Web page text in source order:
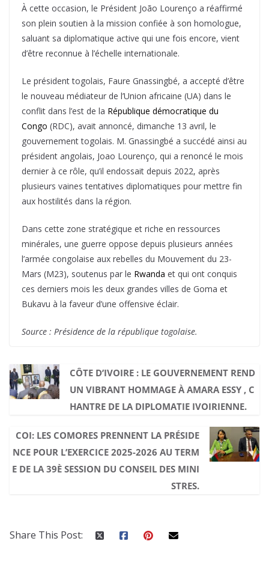
À cette occasion, le Président João Lourenço a réaffirmé
son plein soutien à la mission confiée à son homologue,
saluant sa diplomatique active qui une fois encore, vient
d’être reconnue à l’échelle internationale.
Le président togolais, Faure Gnassingbé, a accepté d’être
le nouveau médiateur de l’Union africaine (UA) dans le
conflit dans l’est de la République démocratique du
Congo (RDC), avait annoncé, dimanche 13 avril, le
gouvernement togolais. M. Gnassingbé a succédé ainsi au
président angolais, Joao Lourenço, qui a renoncé le mois
dernier à ce rôle, qu’il endossait depuis 2022, après
plusieurs vaines tentatives diplomatiques pour mettre fin
aux hostilités dans la région.
Dans cette zone stratégique et riche en ressources
minérales, une guerre oppose depuis plusieurs années
l’armée congolaise aux rebelles du Mouvement du 23-
Mars (M23), soutenus par le Rwanda et qui ont conquis
ces derniers mois les deux grandes villes de Goma et
Bukavu à la faveur d’une offensive éclair.
Source : Présidence de la république togolaise.
CÔTE D’IVOIRE : LE GOUVERNEMENT REND
UN VIBRANT HOMMAGE À AMARA ESSY , C
HANTRE DE LA DIPLOMATIE IVOIRIENNE.
COI: LES COMORES PRENNENT LA PRÉSIDE
NCE POUR L’EXERCICE 2025-2026 AU TERM
E DE LA 39È SESSION DU CONSEIL DES MINI
STRES.
Share This Post: